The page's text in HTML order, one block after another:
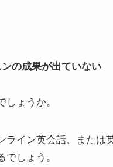
の成果が出ていない
しょうか。
ライン英会話、または
しょう。